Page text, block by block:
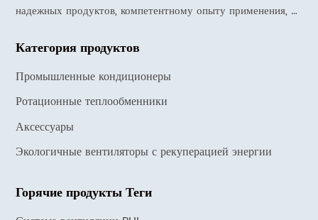
надежных продуктов, компетентному опыту применения, а
Категория продуктов
Промышленные кондиционеры
Ротационные теплообменники
Аксессуары
Экологичные вентиляторы с рекуперацией энергии
Горячие продукты Теги